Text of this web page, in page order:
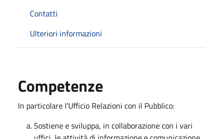
Contatti
Ulteriori informazioni
Competenze
In particolare l'Ufficio Relazioni con il Pubblico:
Sostiene e sviluppa, in collaborazione con i vari